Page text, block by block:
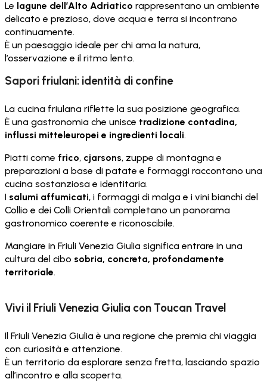
Le lagune dell’Alto Adriatico rappresentano un ambiente
delicato e prezioso, dove acqua e terra si incontrano
continuamente.
È un paesaggio ideale per chi ama la natura,
l’osservazione e il ritmo lento.
Sapori friulani: identità di confine
La cucina friulana riflette la sua posizione geografica.
È una gastronomia che unisce tradizione contadina,
influssi mitteleuropei e ingredienti locali.
Piatti come frico, cjarsons, zuppe di montagna e
preparazioni a base di patate e formaggi raccontano una
cucina sostanziosa e identitaria.
I salumi affumicati, i formaggi di malga e i vini bianchi del
Collio e dei Colli Orientali completano un panorama
gastronomico coerente e riconoscibile.
Mangiare in Friuli Venezia Giulia significa entrare in una
cultura del cibo sobria, concreta, profondamente
territoriale.
Vivi il Friuli Venezia Giulia con Toucan Travel
Il Friuli Venezia Giulia è una regione che premia chi viaggia
con curiosità e attenzione.
È un territorio da esplorare senza fretta, lasciando spazio
all’incontro e alla scoperta.